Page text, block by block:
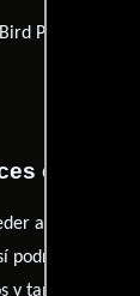
Productions
externos
a los
podrás
y también